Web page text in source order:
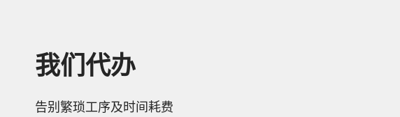
我们代办
告别繁琐工序及时间耗费